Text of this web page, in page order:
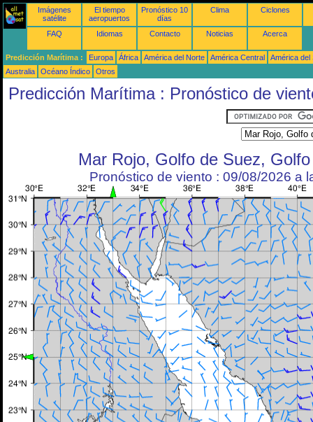
Imágenes
satélite
El tiempo
aeropuertos
Pronóstico 10
días
Clima Ciclones
FAQ Idiomas Contacto Noticias Acerca
Predicción Marítima : Europa África América del Norte América Central
América del
Australia
Océano Índico Otros
Predicción Marítima : Pronóstico de
Mar Rojo, Golfo de Suez,
Pronóstico de viento : 09/08/2026 a